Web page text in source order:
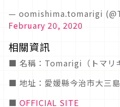
— oomishima.tomarigi
February 20, 2020
相關資訊
■ 名稱：Tomarigi（トマリ
■ 地址：愛媛縣今治市大三
■ OFFICIAL SITE